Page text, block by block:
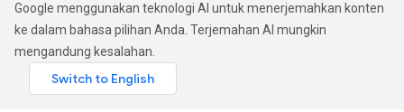
Google menggunakan teknologi AI untuk menerjemahkan konten
ke dalam bahasa pilihan Anda. Terjemahan AI mungkin
mengandung kesalahan.